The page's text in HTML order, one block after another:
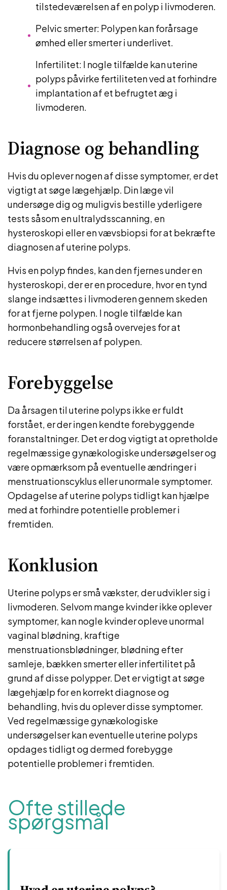
tilstedeværelsen af ​​en polyp i livmoderen.
Pelvic smerter: Polypen kan forårsage
ømhed eller smerter i underlivet.
Infertilitet: I nogle tilfælde kan uterine
polyps påvirke fertiliteten ved at forhindre
implantation af et befrugtet æg i
livmoderen.
Diagnose og behandling
Hvis du oplever nogen af ​​disse symptomer, er det
vigtigt at søge lægehjælp. Din læge vil
undersøge dig og muligvis bestille yderligere
tests såsom en ultralydsscanning, en
hysteroskopi eller en vævsbiopsi for at bekræfte
diagnosen af ​​uterine polyps.
Hvis en polyp findes, kan den fjernes under en
hysteroskopi, der er en procedure, hvor en tynd
slange indsættes i livmoderen gennem skeden
for at fjerne polypen. I nogle tilfælde kan
hormonbehandling også overvejes for at
reducere størrelsen af ​​polypen.
Forebyggelse
Da årsagen til uterine polyps ikke er fuldt
forstået, er der ingen kendte forebyggende
foranstaltninger. Det er dog vigtigt at opretholde
regelmæssige gynækologiske undersøgelser og
være opmærksom på eventuelle ændringer i
menstruationscyklus eller unormale symptomer.
Opdagelse af uterine polyps tidligt kan hjælpe
med at forhindre potentielle problemer i
fremtiden.
Konklusion
Uterine polyps er små vækster, der udvikler sig i
livmoderen. Selvom mange kvinder ikke oplever
symptomer, kan nogle kvinder opleve unormal
vaginal blødning, kraftige
menstruationsblødninger, blødning efter
samleje, bækken smerter eller infertilitet på
grund af disse polypper. Det er vigtigt at søge
lægehjælp for en korrekt diagnose og
behandling, hvis du oplever disse symptomer.
Ved regelmæssige gynækologiske
undersøgelser kan eventuelle uterine polyps
opdages tidligt og dermed forebygge
potentielle problemer i fremtiden.
Ofte stillede
spørgsmål